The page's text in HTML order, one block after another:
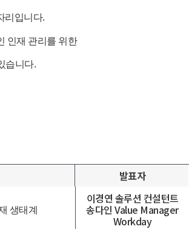
리입니다.
인재 관리를 위한
습니다.
발표자
생태계
이경연 솔루션 컨설턴트
송다인 Value Manager
Workday